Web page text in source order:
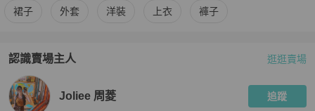
更多女裝 相似商品推薦
裙子 外套 洋裝 上衣 褲子
認識賣場主人
PopChill 拍拍圈嚴選賣家
逛逛賣場
Joliee 周菱 追蹤